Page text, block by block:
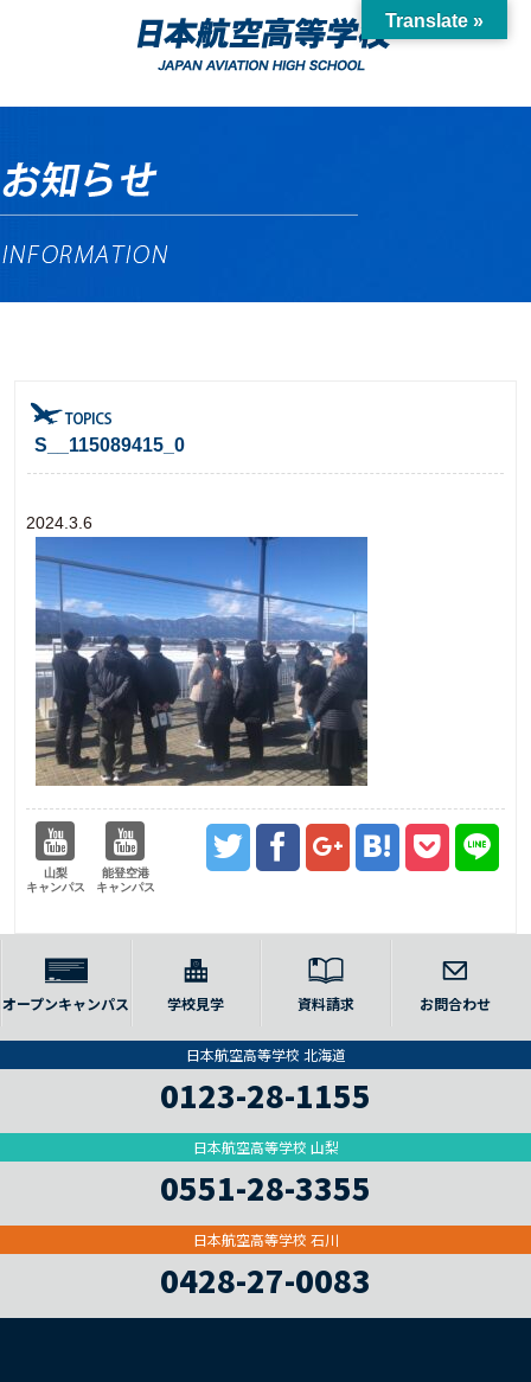
S__115089415_0
2024.3.6
山梨
キャンパス
能登空港
キャンパス
オープンキャンパス 学校見学 資料請求 お問合わせ
日本航空高等学校 北海道
0123-28-1155
日本航空高等学校 山梨
0551-28-3355
日本航空高等学校 石川
0428-27-0083
Translate »